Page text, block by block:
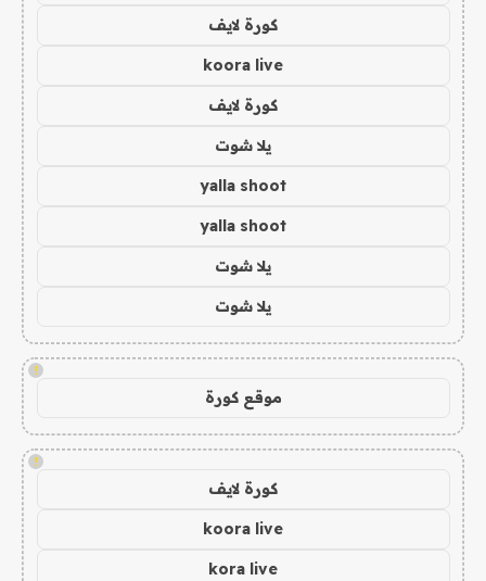
كورة لايف
koora live
كورة لايف
يلا شوت
yalla shoot
yalla shoot
يلا شوت
يلا شوت
!
موقع كورة
!
كورة لايف
koora live
kora live